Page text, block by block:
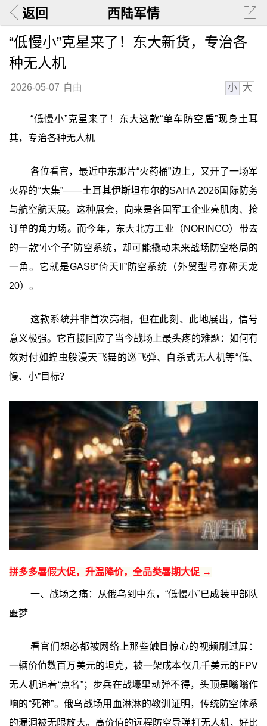
返回 西陆军情
“低慢小”克星来了！东大新货，专治各
种无人机
2026-05-07 自由 小 大
“低慢小”克星来了！东大这款“单车防空盾”现身土耳
其，专治各种无人机
各位看官，最近中东那片“火药桶”边上，又开了一场军
火界的“大集”——土耳其伊斯坦布尔的SAHA 2026国际防务
与航空航天展。这种展会，向来是各国军工企业亮肌肉、抢
订单的角力场。而今年，东大北方工业（NORINCO）带去
的一款“小个子”防空系统，却可能撬动未来战场防空格局的
一角。它就是GAS8“倚天II”防空系统（外贸型号亦称天龙
20）。
这款系统并非首次亮相，但在此刻、此地展出，信号
意义极强。它直接回应了当今战场上最头疼的难题：如何有
效对付如蝗虫般漫天飞舞的巡飞弹、自杀式无人机等“低、
慢、小”目标？
拼多多暑假大促，升温降价，全品类暑期大促 →
一、战场之痛：从俄乌到中东，“低慢小”已成装甲部队
噩梦
看官们想必都被网络上那些触目惊心的视频刷过屏：
一辆价值数百万美元的坦克，被一架成本仅几千美元的FPV
无人机追着“点名”；步兵在战壕里动弹不得，头顶是嗡嗡作
响的“死神”。俄乌战场用血淋淋的教训证明，传统防空体系
的漏洞被无限放大。高价值的远程防空导弹打无人机，好比